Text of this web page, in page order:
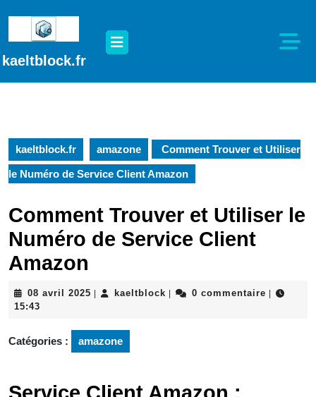
contenu
kaeltblock.fr
Open
Button
kaeltblock.fr amazone Comment Trouver et Utiliser
le Numéro de Service Client Amazon
Comment Trouver et Utiliser le
Numéro de Service Client
Amazon
08 avril 2025 08
kaeltblock kaeltblock0 commentaire
15:43
Catégories : amazone